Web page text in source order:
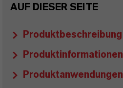
AUF DIESER SEITE
Produktbeschreibung
Produktinformationen
Produktanwendungen